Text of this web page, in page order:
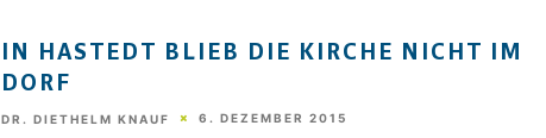
IN HASTEDT BLIEB DIE KIRCHE NICHT IM
DORF
DR. DIETHELM KNAUF 6. DEZEMBER 2015